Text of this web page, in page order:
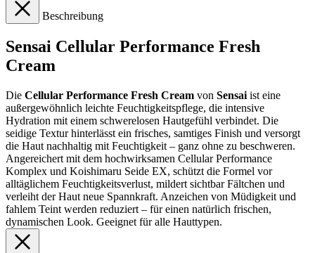
Beschreibung
Sensai Cellular Performance Fresh
Cream
Die Cellular Performance Fresh Cream von Sensai ist eine
außergewöhnlich leichte Feuchtigkeitspflege, die intensive
Hydration mit einem schwerelosen Hautgefühl verbindet. Die
seidige Textur hinterlässt ein frisches, samtiges Finish und versorgt
die Haut nachhaltig mit Feuchtigkeit – ganz ohne zu beschweren.
Angereichert mit dem hochwirksamen Cellular Performance
Komplex und Koishimaru Seide EX, schützt die Formel vor
alltäglichem Feuchtigkeitsverlust, mildert sichtbar Fältchen und
verleiht der Haut neue Spannkraft. Anzeichen von Müdigkeit und
fahlem Teint werden reduziert – für einen natürlich frischen,
dynamischen Look. Geeignet für alle Hauttypen.